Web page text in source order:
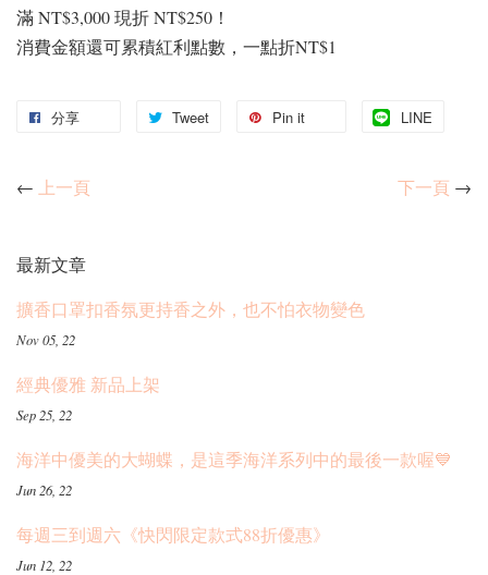
滿 NT$3,000 現折 NT$250！
消費金額還可累積紅利點數，一點折NT$1
分享 Tweet Pin it LINE
← 上一頁 下一頁 →
最新文章
擴香口罩扣香氛更持香之外，也不怕衣物變色
Nov 05, 22
經典優雅 新品上架
Sep 25, 22
海洋中優美的大蝴蝶，是這季海洋系列中的最後一款喔💙
Jun 26, 22
每週三到週六《快閃限定款式88折優惠》
Jun 12, 22